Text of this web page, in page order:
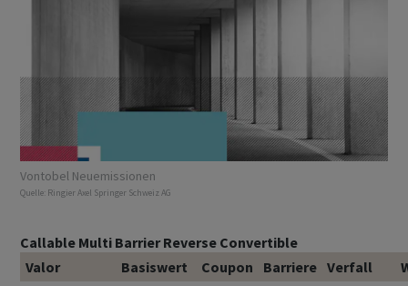
Vontobel Neuemissionen
Quelle: Ringier Axel Springer Schweiz AG
Callable Multi Barrier Reverse Convertible
Valor
Basiswert Coupon Barriere Verfall